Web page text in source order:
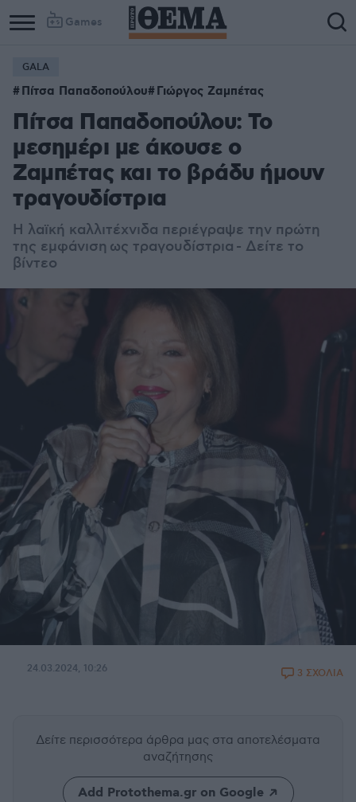
Games
Column
1
Column
2
GALA
Πίτσα Παπαδοπούλου Γιώργος Ζαμπέτας
Πίτσα Παπαδοπούλου: Το
μεσημέρι με άκουσε ο
Ζαμπέτας και το βράδυ ήμουν
τραγουδίστρια
Η λαϊκή καλλιτέχνιδα περιέγραψε την πρώτη
της εμφάνιση ως τραγουδίστρια - Δείτε το
βίντεο
24.03.2024, 10:26 3 ΣΧΟΛΙΑ
Δείτε περισσότερα άρθρα μας στα αποτελέσματα
αναζήτησης
Add Protothema.gr on Google